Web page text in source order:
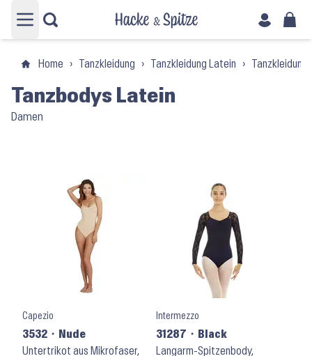
Hauptmenü öffnen
Home › Tanzkleidung › Tanzkleidung Latein › Tanzkleidung
Tanzbodys Latein
Damen
Capezio
3532 ⬝ Nude
Untertrikot aus Mikrofaser,
Intermezzo
31287 ⬝ Black
Langarm-Spitzenbody,